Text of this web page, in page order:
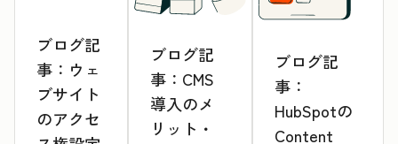
ブログ記
事：ウェ
ブサイト
のアクセ
ブログ記
事：CMS
導入のメ
リット・
ブログ記
事：
HubSpotの
Content